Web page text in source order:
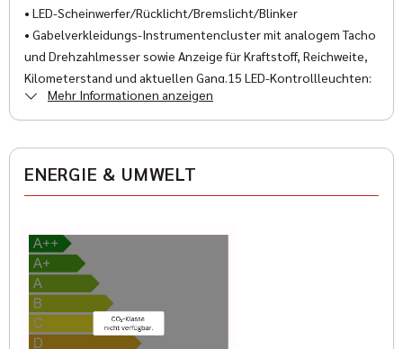
• LED-Scheinwerfer/Rücklicht/Bremslicht/Blinker
• Gabelverkleidungs-Instrumentencluster mit analogem Tacho
und Drehzahlmesser sowie Anzeige für Kraftstoff, Reichweite,
Kilometerstand und aktuellen Gang.15 LED-Kontrollleuchten:
Tempomat aktiviert, Tempomat gesetzt, Leerlauf, Fernlicht,
Blinker, ABS, Motorwarnleuchte, niedriger Reifendruck,
• Inklusive 4 Standard-Lautsprecher à 50 Watt (2 in der
CarPlay®, Bluetooth®-Konnektivität, konfigurierbaren
Anzeigen, Fahrstatistiken und weiteren Funktionen.
• zzgl. Aufbau- und Überführungskosten 490.-€
Besuchen Sie uns auch im Internet unter www.geigercars.de
Irrtum, Änderungen und Zwischenverkauf vorbehalten
Mehr Informationen anzeigen
ENERGIE & UMWELT